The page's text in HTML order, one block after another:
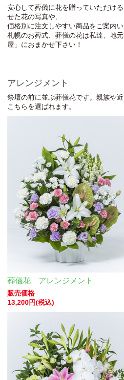
安心して葬儀に花を贈っていただけ
せた花の写真や、
価格別に注文しやすい商品をご案内い
札幌のお葬式、葬儀の花は私達、地
屋」におまかせ下さい！
アレンジメント
祭壇の前に並ぶ葬儀花です。親族や
こちらを選ばれます。
葬儀花 アレンジメント
販売価格
13,200円(税込)